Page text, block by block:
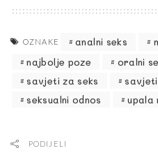
OZNAKE analni seks
najbolje poze
oralni
savjeti za seks
seksualni odnos
upala
PODIJELI